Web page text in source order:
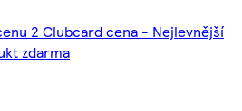
2 Clubcard cena - Nejlevnější
zdarma